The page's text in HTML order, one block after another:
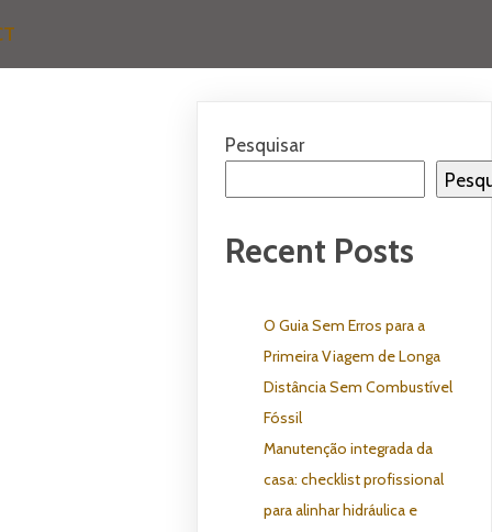
Pesquisar
Recent Posts
O Guia Sem Erros para a
Primeira Viagem de Longa
Distância Sem Combustível
Fóssil
Manutenção integrada da
casa: checklist profissional
para alinhar hidráulica e